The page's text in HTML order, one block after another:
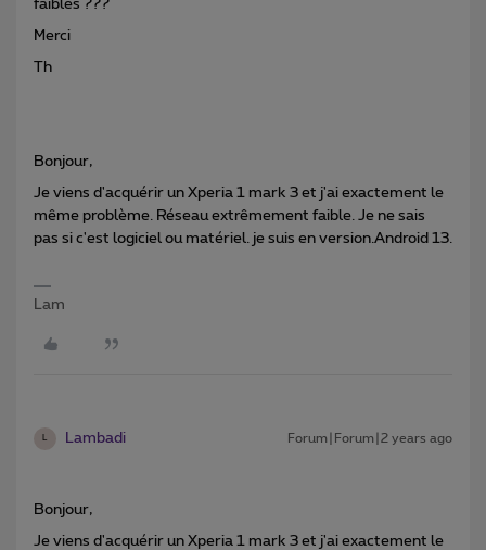
faibles ???
Merci
Th
Bonjour,
Je viens d'acquérir un Xperia 1 mark 3 et j'ai exactement le
même problème. Réseau extrêmement faible. Je ne sais
pas si c'est logiciel ou matériel. je suis en version.Android 13.
Lam
L Lambadi Forum|Forum|2 years ago
Bonjour,
Je viens d'acquérir un Xperia 1 mark 3 et j'ai exactement le